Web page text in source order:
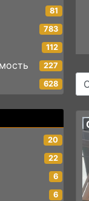
81
783
112
227
628
20
22
6
6